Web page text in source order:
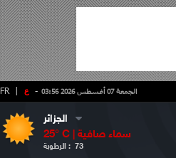
- ع FR الجمعة 07 أغسطس 2026 03:56
الجزائر
25° C | سماء صافية
الرطوبة : 73